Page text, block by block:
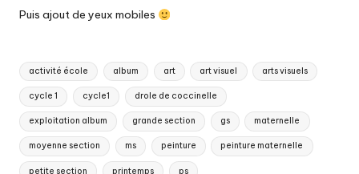
Puis ajout de yeux mobiles
Tags:
activité école album art art visuel arts visuels
cycle 1 cycle1 drole de coccinelle
exploitation album grande section gs maternelle
moyenne section ms peinture peinture maternelle
petite section printemps ps